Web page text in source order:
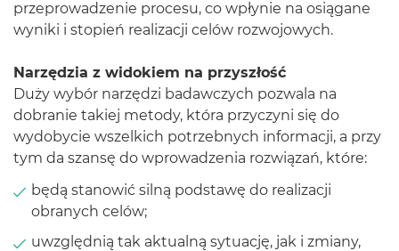
przeprowadzenie procesu, co wpłynie na osiągane
wyniki i stopień realizacji celów rozwojowych.
Narzędzia z widokiem na przyszłość
Duży wybór narzędzi badawczych pozwala na
dobranie takiej metody, która przyczyni się do
wydobycie wszelkich potrzebnych informacji, a przy
tym da szansę do wprowadzenia rozwiązań, które:
będą stanowić silną podstawę do realizacji
obranych celów;
uwzględnią tak aktualną sytuację, jak i zmiany,